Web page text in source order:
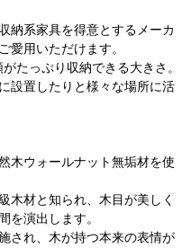
納系家具を得意とするメーカ
愛用いただけます。
たっぷり収納できる大きさ。
設置したりと様々な場所に活
木ウォールナット無垢材を使
木材と知られ、木目が美しく
を演出します。
され、木が持つ本来の表情が